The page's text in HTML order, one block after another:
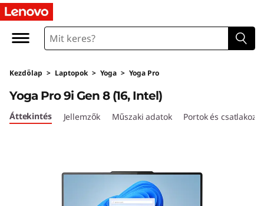
Y
g
a
P
Kezdőlap > Laptopok > Yoga > Yoga Pro
Yoga Pro 9i Gen 8 (16, Intel)
Áttekintés Jellemzők Műszaki adatok Portok és